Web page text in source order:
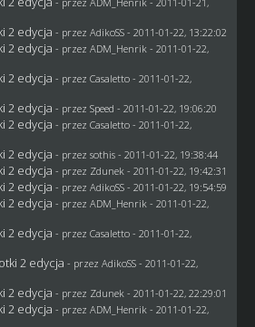
2 edycja - przez AdikoSS - 2011-01-22, 13:22:02
2 edycja - przez ADM_Henrik - 2011-01-22,
2 edycja - przez Casaletto- 2011-01-22,
2 edycja - przez Speed - 2011-01-22, 19:06:20
2 edycja - przez Casaletto- 2011-01-22,
2 edycja - przez sothis- 2011-01-22, 19:38:44
2 edycja - przez Zdunek - 2011-01-22, 19:42:31
2 edycja - przez AdikoSS - 2011-01-22, 19:54:59
2 edycja - przez ADM_Henrik - 2011-01-22,
2 edycja - przez Casaletto- 2011-01-22,
2 edycja - przez AdikoSS - 2011-01-22,
2 edycja - przez Zdunek - 2011-01-22, 22:29:01
2 edycja - przez ADM_Henrik - 2011-01-22,